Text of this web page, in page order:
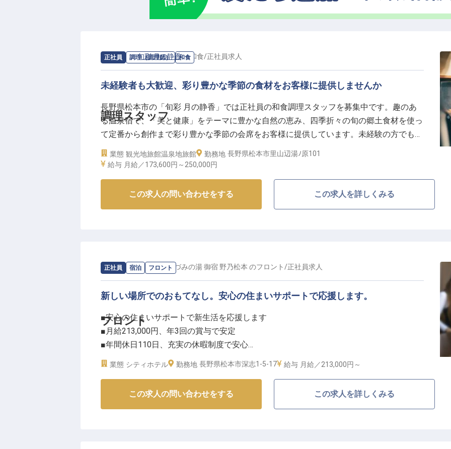
正社員 調理（調理師） 和食
調理スタッフ
求人情報：旬彩 月の静香の和食/正社員求人
未経験者も大歓迎、彩り豊かな季節の食材をお客様に提供しませんか
長野県松本市の「旬彩 月の静香」では正社員の和食調理スタッフを募集中です。趣のあ
る温泉宿で、「美と健康」をテーマに豊かな自然の恵み、四季折々の旬の郷土食材を使っ
て定番から創作まで彩り豊かな季節の会席をお客様に提供しています。未経験の方でも指
導しますので、安心して働いていただけますよ。調理経験や調理師資格をお持ちの方も大
歓迎。おなたの腕を磨くチャンスです。ご応募お待ちしております。※2024年4月24日の
業態 観光地旅館温泉地旅館 勤務地 長野県松本市里山辺湯ﾉ原101
給与 月給／173,600円～ 250,000円
この求人の問い合わせをする この求人を詳しくみる
正社員 宿泊 フロント
フロント
求人情報：天然温泉 あづみの湯 御宿 野乃松本 のフロント /正社員求人
新しい場所でのおもてなし。安心の住まいサポートで応援します。
■安心の住まいサポートで新生活を応援します
■月給213,000円、年3回の賞与で安定
■年間休日110日、充実の休暇制度で安心
■お客様の笑顔を育む、心温まるおもてなし
お客様が心から安らげるひとときを提供するため、私たちは日々おもてなしの心を磨いて
います。チェックインからチェックアウトまで、細やかな気配りで旅の思い出を彩り、夜
業態 シティホテル 勤務地 長野県松本市深志1-5-17 給与 月給／213,000円～
この求人の問い合わせをする この求人を詳しくみる